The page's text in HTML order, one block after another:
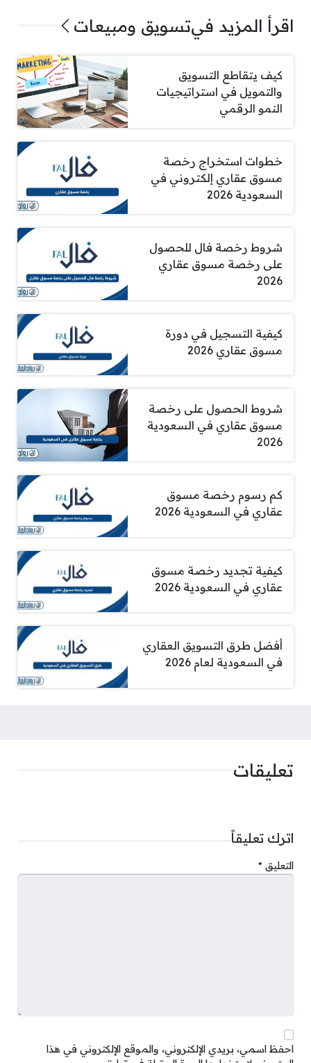
اقرأ المزيد فيتسويق ومبيعات
كيف يتقاطع التسويق
والتمويل في استراتيجيات
النمو الرقمي
خطوات استخراج رخصة
مسوق عقاري إلكتروني في
السعودية 2026
شروط رخصة فال للحصول
على رخصة مسوق عقاري
2026
كيفية التسجيل في دورة
مسوق عقاري 2026
شروط الحصول على رخصة
مسوق عقاري في السعودية
2026
كم رسوم رخصة مسوق
عقاري في السعودية 2026
كيفية تجديد رخصة مسوق
عقاري في السعودية 2026
أفضل طرق التسويق العقاري
في السعودية لعام 2026
تعليقات
اترك تعليقاً
التعليق *
احفظ اسمي، بريدي الإلكتروني، والموقع الإلكتروني في هذا